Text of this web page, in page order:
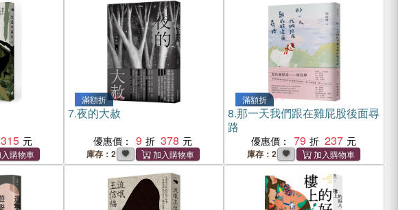
315
滿額折
7.夜的大赦
優惠價： 9 378
庫存：2
滿額折
8.那一天我們跟在雞屁股後面尋
路
優惠價： 79 237
庫存：2